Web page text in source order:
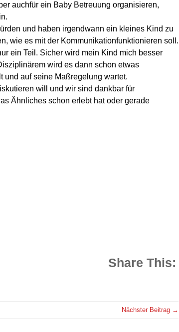
auchfür ein Baby Betreuung organisieren,
und haben irgendwann ein kleines Kind zu
wie es mit der Kommunikationfunktionieren soll.
ein Teil. Sicher wird mein Kind mich besser
wird es dann schon etwas
und auf seine Maßregelung wartet.
will und wir sind dankbar für
Ähnliches schon erlebt hat oder gerade
Share This:
Nächster Beitrag →